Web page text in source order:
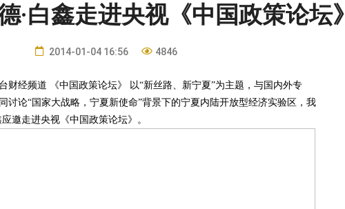
·白鑫走进央视《中国政策论坛》
2014-01-04 16:56 4846
财经频道 《中国政策论坛》 以“新丝路、新宁夏”为主题，与国内外专
讨论“国家大战略，宁夏新使命”背景下的宁夏内陆开放型经济实验区，我
邀走进央视《中国政策论坛》。